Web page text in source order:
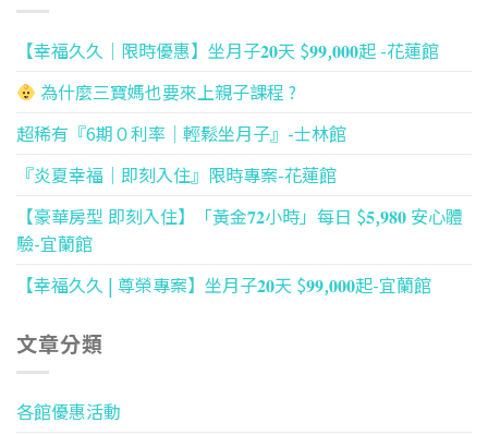
【幸福久久｜限時優惠】坐月子𝟐𝟎天 $𝟗𝟗,𝟎𝟎𝟎起 -花蓮館
為什麼三寶媽也要來上親子課程 ?
超稀有『6期０利率｜輕鬆坐月子』-士林館
『炎夏幸福｜即刻入住』限時專案-花蓮館
【豪華房型 即刻入住】「黃金𝟕𝟐小時」每日 $𝟓,𝟗𝟖𝟎 安心體
驗-宜蘭館
【幸福久久 | 尊榮專案】坐月子𝟐𝟎天 $𝟗𝟗,𝟎𝟎𝟎起-宜蘭館
文章分類
各館優惠活動